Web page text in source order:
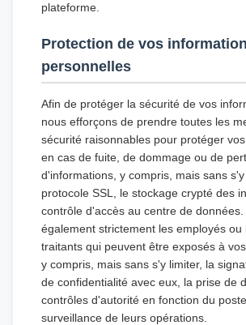
plateforme.
Protection de vos
personnelles
Afin de protéger la sécurité de vos
nous efforçons de prendre toutes les
sécurité raisonnables pour protéger
en cas de fuite, de dommage ou de
d'informations, y compris, mais sans
protocole SSL, le stockage crypté des
contrôle d'accès au centre de
également strictement les employés ou
traitants qui peuvent être exposés à
y compris, mais sans s'y limiter, la
de confidentialité avec eux, la prise de
contrôles d'autorité en fonction du
surveillance de leurs opérations.